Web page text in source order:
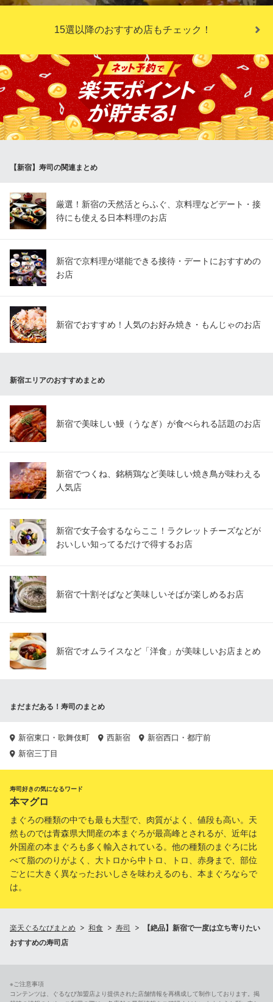
★毎日新鮮なネタ★本格的なお寿司がリーズナブルな価格でお召
し上がり頂けます！にぎりは1カンからご注文可能です◎
すし屋 銀蔵 西武新宿Brick St．店
市場直送の鮮魚を堪能
西武新宿線西武新宿駅 徒歩1分
東京都新宿区歌舞伎町1-30-1 ブリックストリート
15選以降のおすすめ店もチェック！
【新宿】寿司の関連まとめ
厳選！新宿の天然活とらふぐ、京料理などデート・接
待にも使える日本料理のお店
新宿で京料理が堪能できる接待・デートにおすすめの
お店
新宿でおすすめ！人気のお好み焼き・もんじゃのお店
新宿エリアのおすすめまとめ
新宿で美味しい鰻（うなぎ）が食べられる話題のお店
新宿でつくね、銘柄鶏など美味しい焼き鳥が味わえる
人気店
新宿で女子会するならここ！ラクレットチーズなどが
おいしい知ってるだけで得するお店
新宿で十割そばなど美味しいそばが楽しめるお店
新宿でオムライスなど「洋食」が美味しいお店まとめ
まだまだある！寿司のまとめ
新宿東口・歌舞伎町 西新宿
新宿西口・都庁前
新宿三丁目
寿司好きの気になるワード
本マグロ
まぐろの種類の中でも最も大型で、肉質がよく、値段も高い。天
然ものでは青森県大間産の本まぐろが最高峰とされるが、近年は
外国産の本まぐろも多く輸入されている。他の種類のまぐろに比
べて脂ののりがよく、大トロから中トロ、トロ、赤身まで、部位
ごとに大きく異なったおいしさを味わえるのも、本まぐろならで
は。
楽天ぐるなびまとめ 和食 寿司
【絶品】新宿で一度は立ち寄りたい
おすすめの寿司店
※ご注意事項
コンテンツは、ぐるなび加盟店より提供された店舗情報を再構成して制作しております。掲